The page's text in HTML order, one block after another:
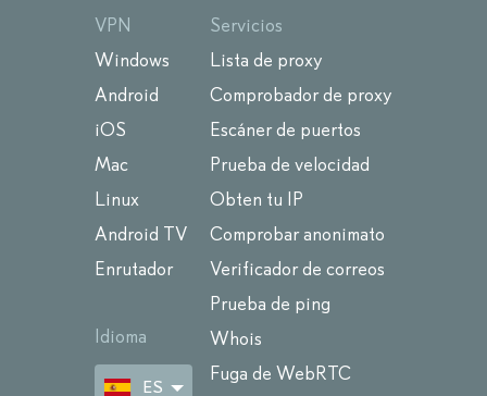
VPN
Windows
Android
iOS
Mac
Linux
Android TV
Enrutador
Idioma
ES
Servicios
Lista de proxy
Comprobador de proxy
Escáner de puertos
Prueba de velocidad
Obten tu IP
Comprobar anonimato
Verificador de correos
Prueba de ping
Whois
Fuga de WebRTC